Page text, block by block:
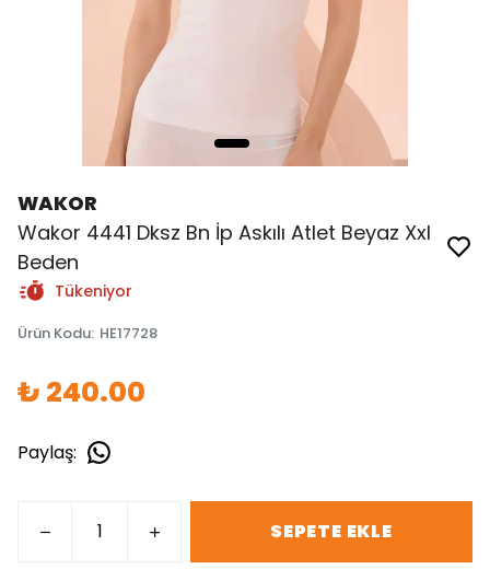
WAKOR
Wakor 4441 Dksz Bn İp Askılı Atlet Beyaz Xxl
Beden
Tükeniyor
Ürün Kodu: HE17728
₺ 240.00
Paylaş:
SEPETE EKLE